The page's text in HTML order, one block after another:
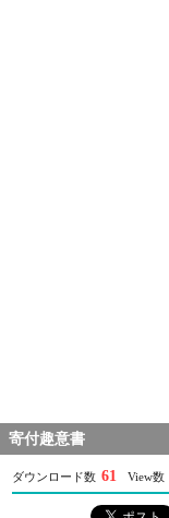
寄付趣意書
ダウンロード数 61 View数